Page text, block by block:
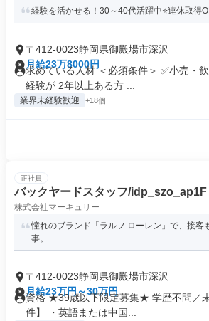
経験を活かせる！30～40代活躍中⭐連休取得
〒412-0023静岡県御殿場市深沢
月給23万8000円
求めている人材 ＜必須条件＞ ✅小売・
経験が 2年以上ある方 ...
業界未経験歓迎 +18個
正社員
バックヤードスタッフ/idp_szo_ap1F
株式会社マーキュリー
憧れのブランド「ラルフ ローレン」で、接客
事。
〒412-0023静岡県御殿場市深沢
月給23万円～30万円
資格 ★39歳以下限定募集★ 学歴不問／
件】 ・英語または中国...